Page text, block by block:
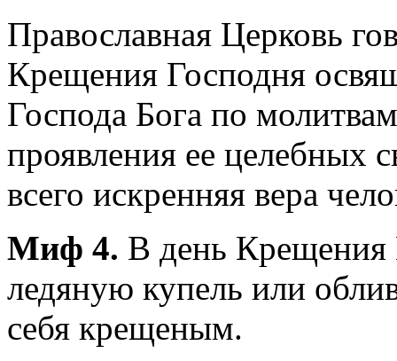
Православная Церковь
Крещения Господня
Господа Бога по
проявления ее целебных
всего искренняя вера
Миф 4. В день Крещения
ледяную купель или
себя крещеным.